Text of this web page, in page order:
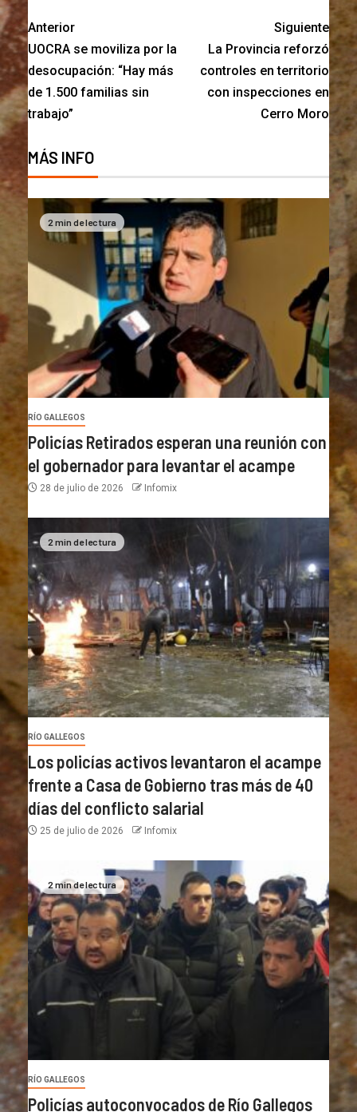
Anterior
UOCRA se moviliza por la
desocupación: “Hay más
de 1.500 familias sin
trabajo”
Siguiente
La Provincia reforzó
controles en territorio
con inspecciones en
Cerro Moro
MÁS INFO
2 min de lectura
RÍO GALLEGOS
Policías Retirados esperan una reunión con
el gobernador para levantar el acampe
28 de julio de 2026 Infomix
2 min de lectura
RÍO GALLEGOS
Los policías activos levantaron el acampe
frente a Casa de Gobierno tras más de 40
días del conflicto salarial
25 de julio de 2026 Infomix
2 min de lectura
RÍO GALLEGOS
Policías autoconvocados de Río Gallegos